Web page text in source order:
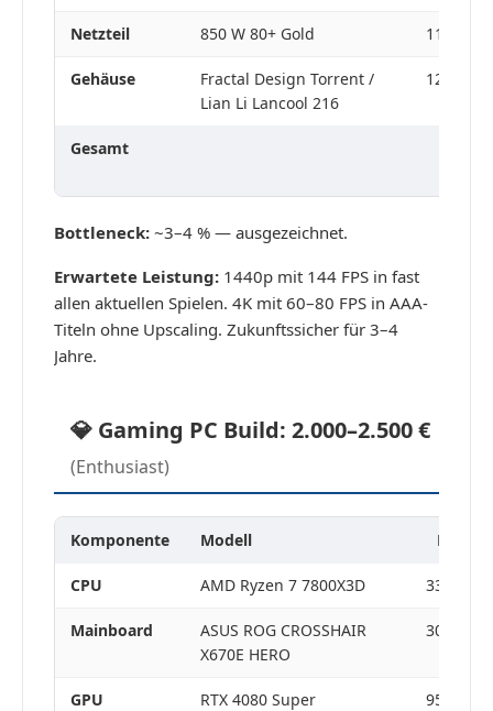
Netzteil 850 W 80+ Gold 110–135
Gehäuse
Fractal Design Torrent /
Lian Li Lancool 216
120–155
Gesamt
Bottleneck: ~3–4 % — ausgezeichnet.
Erwartete Leistung: 1440p mit 144 FPS in fast
allen aktuellen Spielen. 4K mit 60–80 FPS in AAA-
Titeln ohne Upscaling. Zukunftssicher für 3–4
Jahre.
💎 Gaming PC Build: 2.000–2.500 €
(Enthusiast)
Komponente Modell Preis
CPU AMD Ryzen 7 7800X3D 330–390
Mainboard
ASUS ROG CROSSHAIR
X670E HERO
300–380
GPU RTX 4080 Super